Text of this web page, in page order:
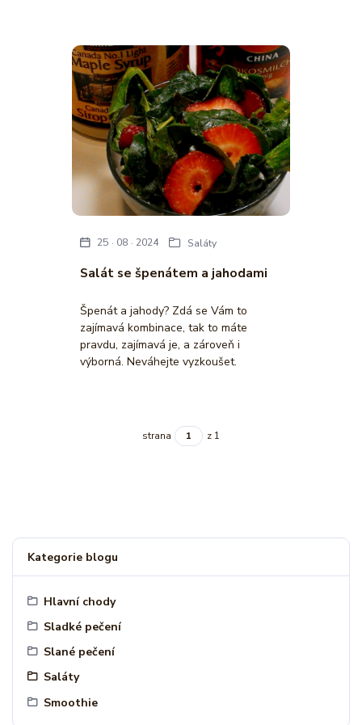
Kategorie blogu
Hlavní chody
Sladké pečení
Slané pečení
Saláty
Smoothie
Salát se špenátem a jahodami
25 08 2024 Saláty
Špenát a jahody? Zdá se Vám to
zajímavá kombinace, tak to máte
pravdu, zajímavá je, a zároveň i
výborná. Neváhejte vyzkoušet.
strana z 1